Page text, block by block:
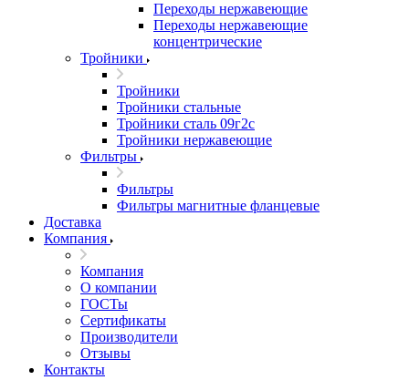
Переходы нержавеющие
Переходы нержавеющие
концентрические
Тройники
Тройники
Тройники стальные
Тройники сталь 09г2с
Тройники нержавеющие
Фильтры
Фильтры
Фильтры магнитные фланцевые
Доставка
Компания
Компания
О компании
ГОСТы
Сертификаты
Производители
Отзывы
Контакты